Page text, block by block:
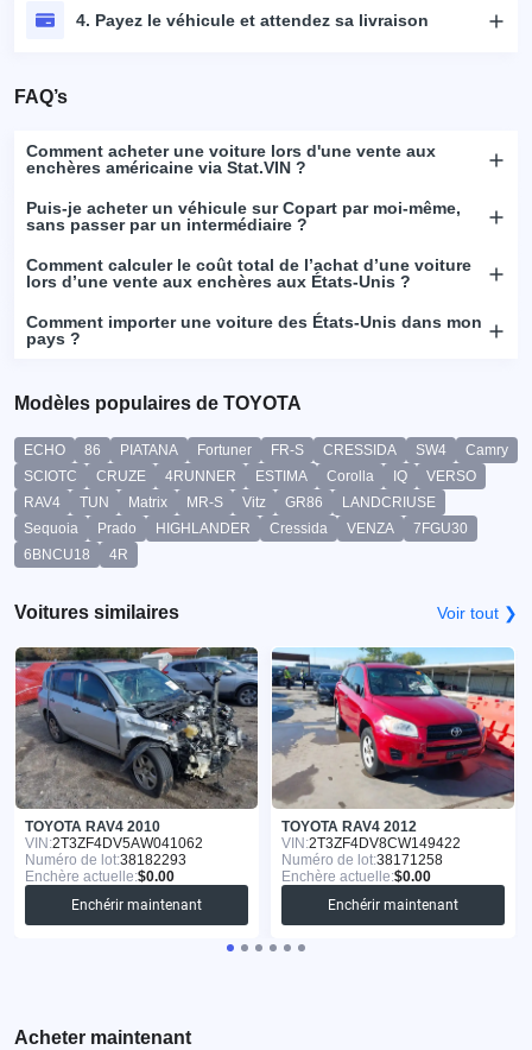
4. Payez le véhicule et attendez sa livraison
FAQ’s
Comment acheter une voiture lors d'une vente aux
enchères américaine via Stat.VIN ?
Puis-je acheter un véhicule sur Copart par moi-même,
sans passer par un intermédiaire ?
Comment calculer le coût total de l’achat d’une voiture
lors d’une vente aux enchères aux États-Unis ?
Comment importer une voiture des États-Unis dans mon
pays ?
Modèles populaires de TOYOTA
ECHO 86 PIATANA Fortuner FR-S CRESSIDA SW4
Camry
SCIOTC
CRUZE 4RUNNER ESTIMA Corolla IQ
VERSO
RAV4
TUN Matrix MR-S Vitz GR86
LANDCRIUSE
Sequoia
Prado HIGHLANDER Cressida VENZA
7FGU30
6BNCU18
4R
Voitures similaires Voir tout ❯
TOYOTA RAV4 2010
VIN:2T3ZF4DV5AW041062
Numéro de lot:38182293
Enchère actuelle:$0.00
Enchérir maintenant
TOYOTA RAV4 2012
VIN:2T3ZF4DV8CW149422
Numéro de lot:38171258
Enchère actuelle:$0.00
Enchérir maintenant
Acheter maintenant